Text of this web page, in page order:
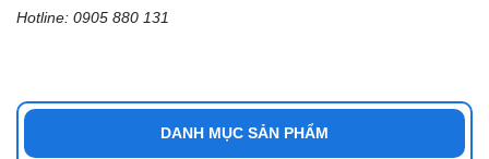
Hotline: 0905 880 131
DANH MỤC SẢN PHẨM